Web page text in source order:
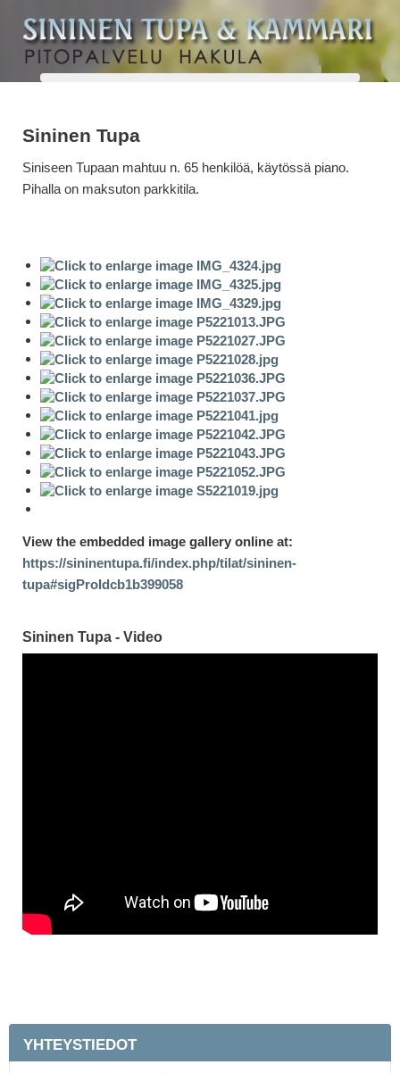
Sininen Tupa
Siniseen Tupaan mahtuu n. 65 henkilöä, käytössä piano.
Pihalla on maksuton parkkitila.
View the embedded image gallery online at:
https://sininentupa.fi/index.php/tilat/sininen-
tupa#sigProIdcb1b399058
Sininen Tupa - Video
YHTEYSTIEDOT